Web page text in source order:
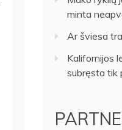
minta
Ar šviesa
Kalifornijos
subręsta tik